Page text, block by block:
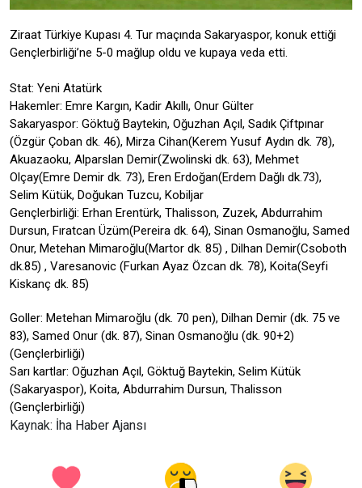
Ziraat Türkiye Kupası 4. Tur maçında Sakaryaspor, konuk ettiği
Gençlerbirliği’ne 5-0 mağlup oldu ve kupaya veda etti.
Stat: Yeni Atatürk
Hakemler: Emre Kargın, Kadir Akıllı, Onur Gülter
Sakaryaspor: Göktuğ Baytekin, Oğuzhan Açıl, Sadık Çiftpınar
(Özgür Çoban dk. 46), Mirza Cihan(Kerem Yusuf Aydın dk. 78),
Akuazaoku, Alparslan Demir(Zwolinski dk. 63), Mehmet
Olçay(Emre Demir dk. 73), Eren Erdoğan(Erdem Dağlı dk.73),
Selim Kütük, Doğukan Tuzcu, Kobiljar
Gençlerbirliği: Erhan Erentürk, Thalisson, Zuzek, Abdurrahim
Dursun, Fıratcan Üzüm(Pereira dk. 64), Sinan Osmanoğlu, Samed
Onur, Metehan Mimaroğlu(Martor dk. 85) , Dilhan Demir(Csoboth
dk.85) , Varesanovic (Furkan Ayaz Özcan dk. 78), Koita(Seyfi
Kiskanç dk. 85)
Goller: Metehan Mimaroğlu (dk. 70 pen), Dilhan Demir (dk. 75 ve
83), Samed Onur (dk. 87), Sinan Osmanoğlu (dk. 90+2)
(Gençlerbirliği)
Sarı kartlar: Oğuzhan Açıl, Göktuğ Baytekin, Selim Kütük
(Sakaryaspor), Koita, Abdurrahim Dursun, Thalisson
(Gençlerbirliği)
Kaynak: İha Haber Ajansı